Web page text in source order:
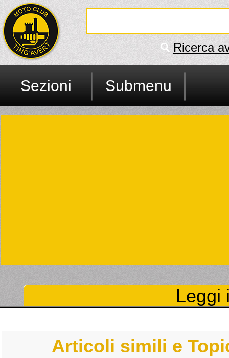
Ricerca
Sezioni Submenu
Leggi
Articoli simili e